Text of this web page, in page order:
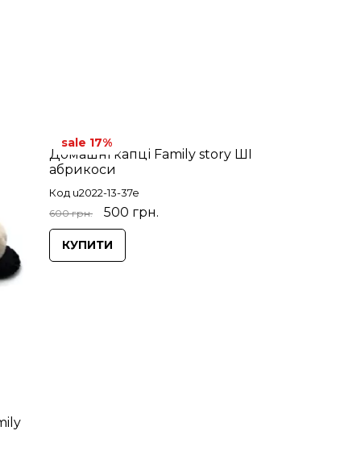
Домашні капці Family story ШІ
абрикоси
Код u2022-13-37e
600 грн. 500 грн.
sale 17%
КУПИТИ